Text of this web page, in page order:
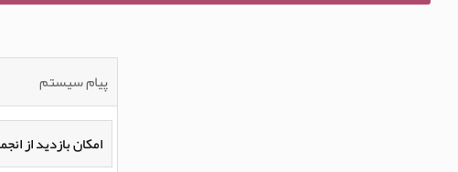
پیام سیستم
امکان بازدید از